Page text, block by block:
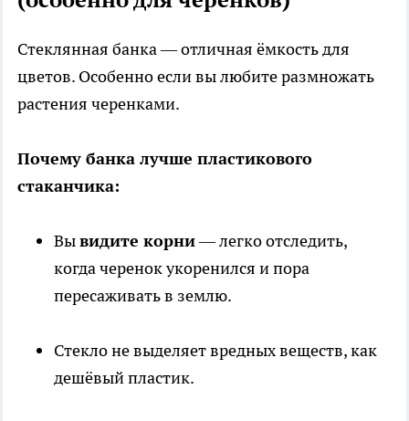
Стеклянная банка — отличная ёмкость для
цветов. Особенно если вы любите размножать
растения черенками.
Почему банка лучше пластикового
стаканчика:
Вывидите корни— легко отследить,
когда черенок укоренился и пора
пересаживать в землю.
Стекло не выделяет вредных веществ, как
дешёвый пластик.